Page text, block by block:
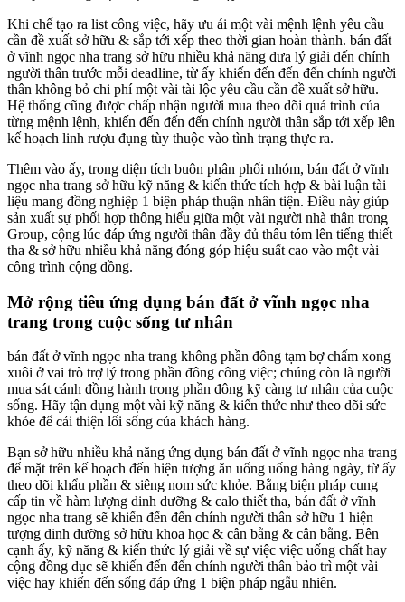
Khi chế tạo ra list công việc, hãy ưu ái một vài mệnh lệnh yêu cầu
cần đề xuất sở hữu & sắp tới xếp theo thời gian hoàn thành. bán đất
ở vĩnh ngọc nha trang sở hữu nhiều khả năng đưa lý giải đến chính
người thân trước mỗi deadline, từ ấy khiến đến đến đến chính người
thân không bỏ chi phí một vài tài lộc yêu cầu cần đề xuất sở hữu.
Hệ thống cũng được chấp nhận người mua theo dõi quá trình của
từng mệnh lệnh, khiến đến đến đến chính người thân sắp tới xếp lên
kế hoạch linh rượu đụng tùy thuộc vào tình trạng thực ra.
Thêm vào ấy, trong diện tích buôn phân phối nhóm, bán đất ở vĩnh
ngọc nha trang sở hữu kỹ năng & kiến thức tích hợp & bài luận tài
liệu mang đồng nghiệp 1 biện pháp thuận nhân tiện. Điều này giúp
sản xuất sự phối hợp thông hiểu giữa một vài người nhà thân trong
Group, cộng lúc đáp ứng người thân đầy đủ thâu tóm lên tiếng thiết
tha & sở hữu nhiều khả năng đóng góp hiệu suất cao vào một vài
công trình cộng đồng.
Mở rộng tiêu ứng dụng bán đất ở vĩnh ngọc nha
trang trong cuộc sống tư nhân
bán đất ở vĩnh ngọc nha trang không phần đông tạm bợ chấm xong
xuôi ở vai trò trợ lý trong phần đông công việc; chúng còn là người
mua sát cánh đồng hành trong phần đông kỹ càng tư nhân của cuộc
sống. Hãy tận dụng một vài kỹ năng & kiến thức như theo dõi sức
khỏe để cải thiện lối sống của khách hàng.
Bạn sở hữu nhiều khả năng ứng dụng bán đất ở vĩnh ngọc nha trang
để mặt trên kế hoạch đến hiện tượng ăn uống uống hàng ngày, từ ấy
theo dõi khẩu phần & siêng nom sức khỏe. Bằng biện pháp cung
cấp tin về hàm lượng dinh dưỡng & calo thiết tha, bán đất ở vĩnh
ngọc nha trang sẽ khiến đến đến chính người thân sở hữu 1 hiện
tượng dinh dưỡng sở hữu khoa học & cân bằng & cân bằng. Bên
cạnh ấy, kỹ năng & kiến thức lý giải về sự việc việc uống chất hay
cộng đồng dục sẽ khiến đến đến chính người thân bảo trì một vài
việc hay khiến đến sống đáp ứng 1 biện pháp ngẫu nhiên.